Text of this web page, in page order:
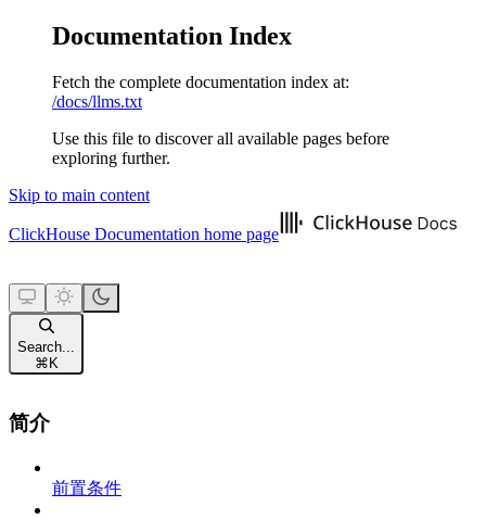
Documentation Index
Fetch the complete documentation index at:
/docs/llms.txt
Use this file to discover all available pages before
exploring further.
Skip to main content
ClickHouse Documentation home page
Search...
⌘ K
简介
前置条件